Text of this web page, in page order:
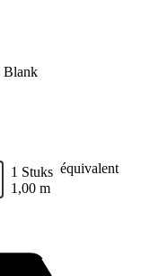
Blank
1 Stuks équivalent
1,00 m